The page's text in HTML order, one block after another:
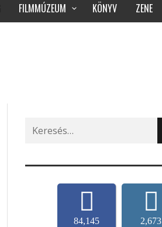
FILMMÚZEUM KÖNYV ZENE
Search
for:
84,145 2,673